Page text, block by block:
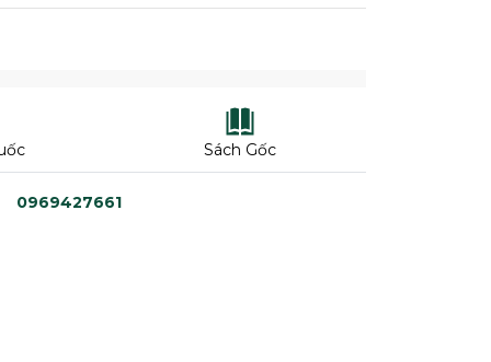
Sách Gốc
0969427661